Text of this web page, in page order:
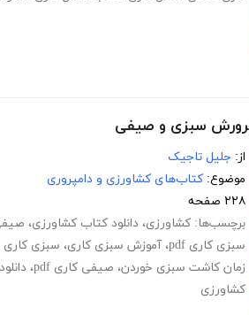
پرورش سبزی و صیفی
از: جلیل تاجیک
موضوع: کتاب‌های کشاورزی و دامپروری
۲۲۸ صفحه
برچسب‌ها: کشاورزی، دانلود کتاب کشاورزی،
سبزی کاری pdf
، آموزش سبزی کاری، سبزی کاری
زمان کاشت سبزی خوردن، صیفی کاری pdf ،
کشاورزی